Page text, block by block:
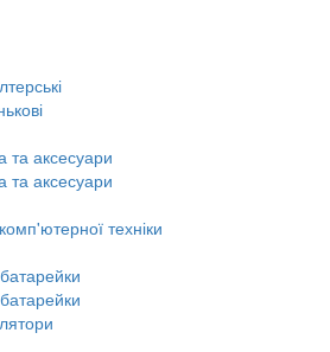
та аксесуари
та аксесуари
техніки